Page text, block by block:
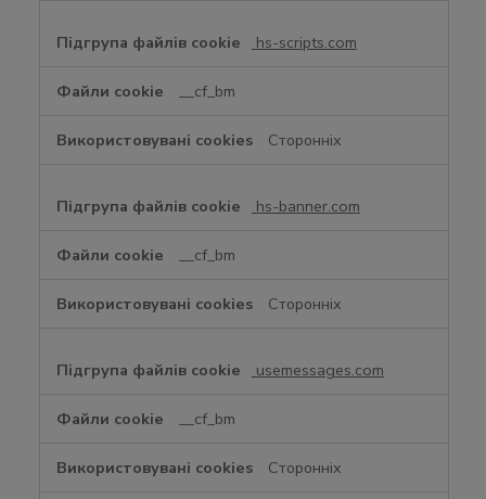
hs-scripts.com
__cf_bm
Сторонніх
hs-banner.com
__cf_bm
Сторонніх
usemessages.com
__cf_bm
Сторонніх